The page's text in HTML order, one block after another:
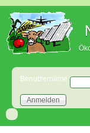
Benutzername